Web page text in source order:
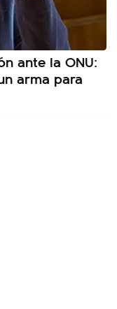
ante la ONU:
arma para